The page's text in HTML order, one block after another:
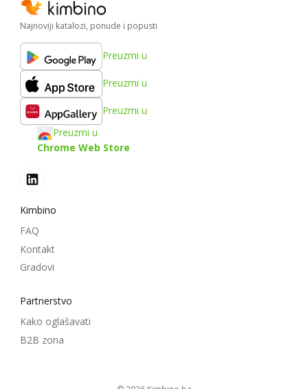
Najnoviji katalozi, ponude i popusti
Preuzmi u
Preuzmi u
Preuzmi u
Preuzmi u
Chrome Web Store
Kimbino
FAQ
Kontakt
Gradovi
Partnerstvo
Kako oglašavati
B2B zona